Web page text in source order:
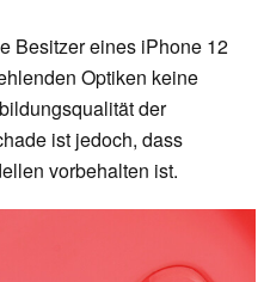
Besitzer eines iPhone 12
Optiken keine
der
ist jedoch, dass
vorbehalten ist.